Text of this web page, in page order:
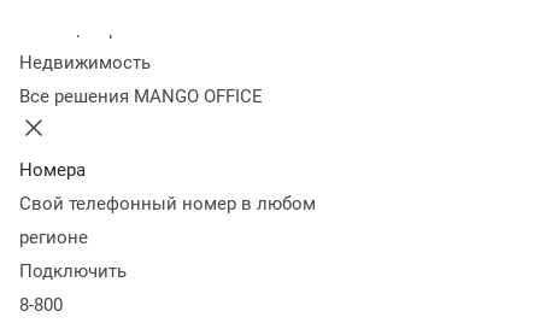
Недвижимость
Все решения MANGO OFFICE
Номера
Свой телефонный номер в любом
регионе
Подключить
8-800
полный цикл – от вылова рыбы до поставок в
розницу. Активы корпорации – 16 добывающих
судов, 3 плавзавода и 4 судна-рефрижератора.
Холдинг перерабатывает 170 тысяч тонн сырой
Артёме, Находке (поселке Ливадия и Южно-
Морской), г. Большой Камень, Москве и Туле.
География присутствия – 78 городов России. В штат
входит около 5000 сотрудников.